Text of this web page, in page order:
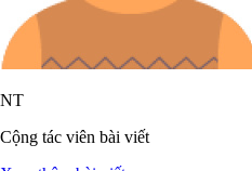
NT
Cộng tác viên bài viết